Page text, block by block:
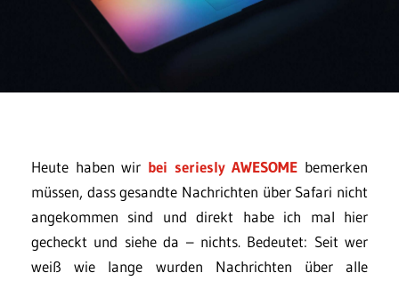
Heute haben wir bei seriesly AWESOME bemerken
müssen, dass gesandte Nachrichten über Safari nicht
angekommen sind und direkt habe ich mal hier
gecheckt und siehe da – nichts. Bedeutet: Seit wer
weiß wie lange wurden Nachrichten über alle